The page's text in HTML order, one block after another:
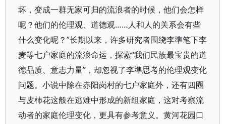
坏，变成一群无家可归的流浪者的时候，他们会怎样
呢？他们的伦理观、道德观……人和人的关系会有些
什么变化呢？”长期以来，许多研究者围绕李準笔下李
麦等七户家庭的流浪命运，探索“我们民族最宝贵的道
德品质、意志力量”，却忽视了李準思考的伦理观变化
问题。小说中除在赤阳岗村的七户家庭外，还有四圈
与皮柿花这般在逃难中形成的新组家庭，这对考察流
动者的家庭伦理变化，更具有参考意义。黄河花园口